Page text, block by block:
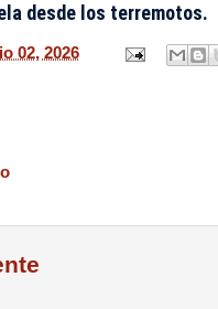
desde los terremotos.
02, 2026